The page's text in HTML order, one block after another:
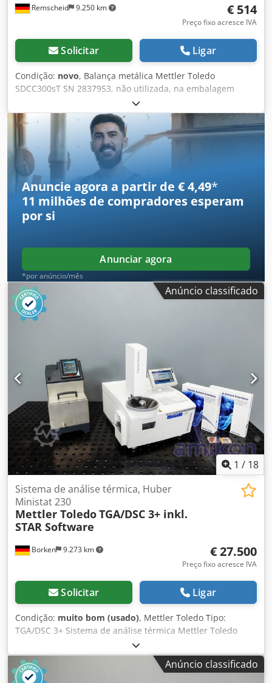
Remscheid 9.250 km € 514
Preço fixo acresce IVA
Solicitar Ligar
Condição: novo, Balança metálica Mettler Toledo
SDCC300sT SN 2837953, não utilizada, na embalagem
original aberta, 100% funcional ATENÇÃO: Por favor,
informe-se sobre os custos de embalagem e transporte em
separado! ATENÇÃO: Por favor, informe-se sobre os custos
de embalagem e transporte em separado! Dwodpei Eb
Elsfx Ab Ssa
Anuncie agora a partir de € 4,49*
11 milhões de compradores esperam
por si
Anunciar agora
*por anúncio/mês
Anúncio classificado
1 / 18
Borken 9.273 km
Sistema de análise térmica, Huber
Ministat 230
Mettler ToledoTGA/DSC 3+ inkl.
STAR Software
€ 27.500
Preço fixo acresce IVA
Solicitar Ligar
Condição: muito bom (usado), Mettler Toledo Tipo:
TGA/DSC 3+ Sistema de análise térmica Mettler Toledo
TGA/DSC 3+ HT + GC401 + XP5U + Huber Ministat –
incluindo software STAR e dongle À venda está um sistema
completo de análise térmica, pronto para uso, da Mettler
Anúncio classificado